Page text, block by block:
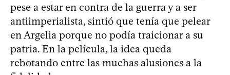
pese a estar en contra de la guerra y a ser
antiimperialista, sintió que tenía que pelear
en Argelia porque no podía traicionar a su
patria. En la película, la idea queda
rebotando entre las muchas alusiones a la